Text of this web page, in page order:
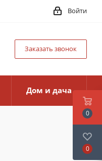
Войти
Заказать звонок
Дом и дача
0
0